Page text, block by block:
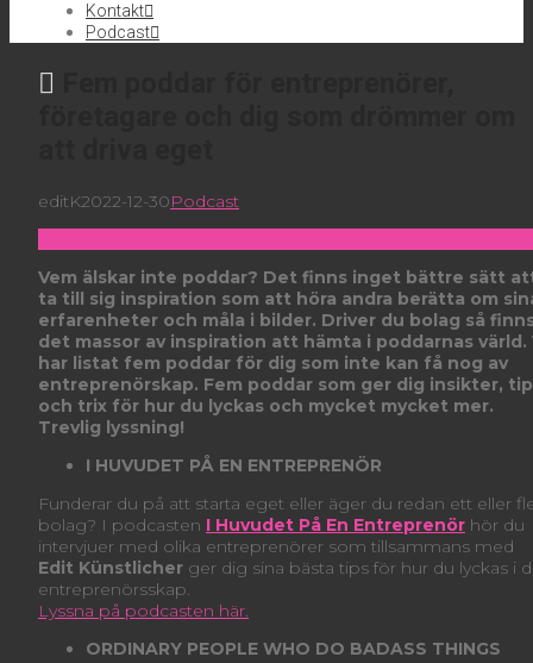
Kontakt
Podcast
editK2022-12-30Podcast
Vem älskar inte poddar? Det finns inget bättre sätt
ta till sig inspiration som att höra andra berätta om
erfarenheter och måla i bilder. Driver du bolag så
det massor av inspiration att hämta i poddarnas värld.
har listat fem poddar för dig som inte kan få nog av
entreprenörskap. Fem poddar som ger dig insikter,
och trix för hur du lyckas och mycket mycket mer.
Trevlig lyssning!
I HUVUDET PÅ EN ENTREPRENÖR
Funderar du på att starta eget eller äger du redan ett eller
bolag? I podcasten I Huvudet På En Entreprenör hör du
intervjuer med olika entreprenörer som tillsammans med
Edit Künstlicher ger dig sina bästa tips för hur du lyckas i
entreprenörsskap.
Lyssna på podcasten här.
ORDINARY PEOPLE WHO DO BADASS THINGS